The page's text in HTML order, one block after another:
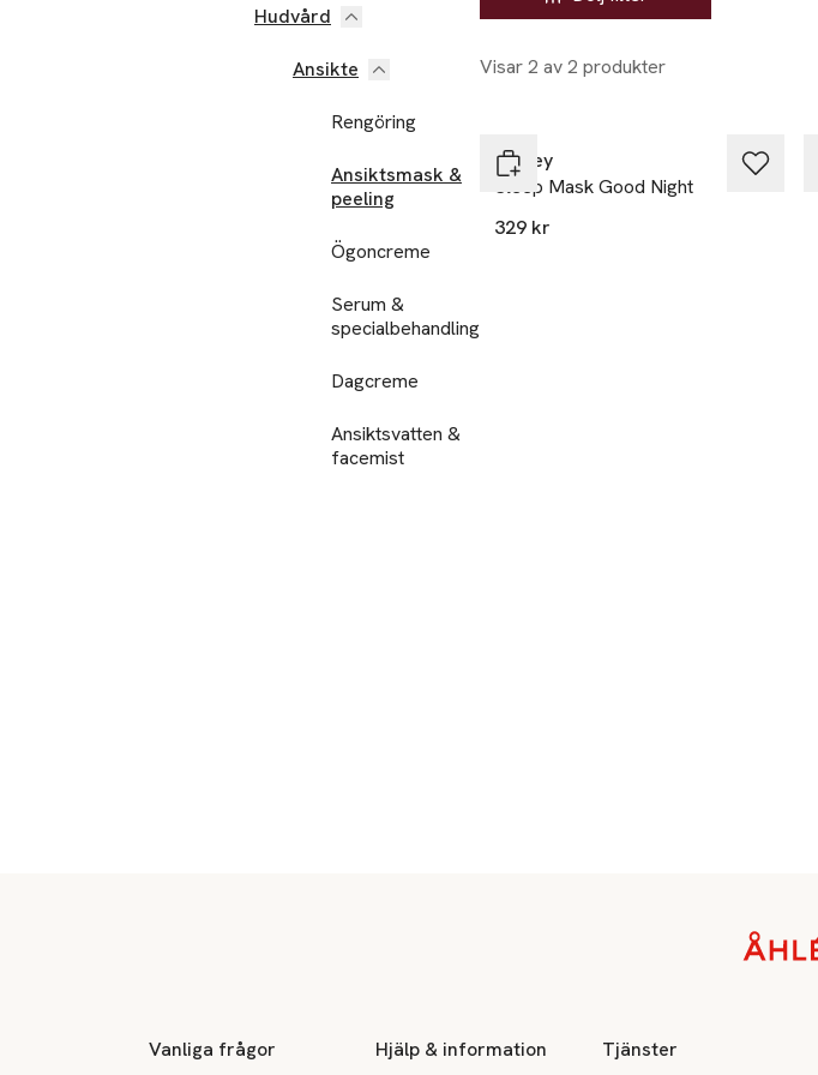
Hudvård
Ansikte
Rengöring
Ansiktsmask &
peeling
Ögoncreme
Serum &
specialbehandling
Dagcreme
Ansiktsvatten &
facemist
Visar 2 av 2 produkter
Huxley
Sleep Mask Good Night
329 kr
Vanliga frågor Hjälp & information Tjänster